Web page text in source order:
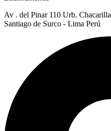
Av . del Pinar 110 Urb. Chacarilla
Santiago de Surco - Lima Perú